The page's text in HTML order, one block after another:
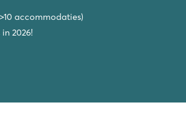
accommodaties)
2026!